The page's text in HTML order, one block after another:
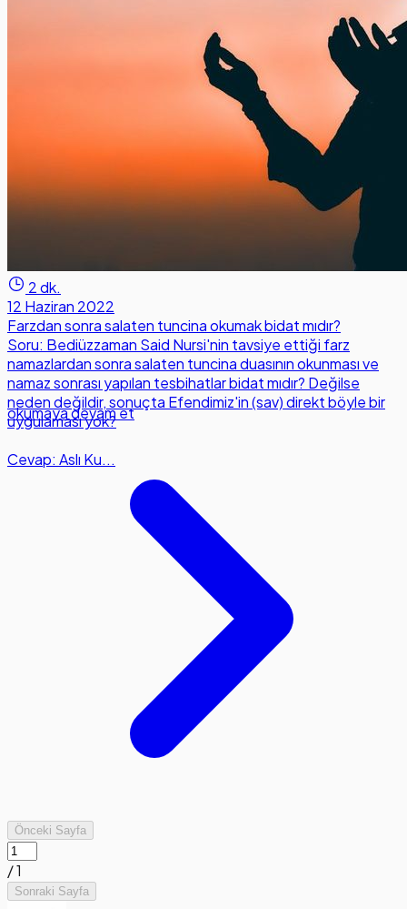
2 dk.
12 Haziran 2022
Farzdan sonra salaten tuncina okumak bidat mıdır?
Soru: Bediüzzaman Said Nursi'nin tavsiye ettiği farz
namazlardan sonra salaten tuncina duasının okunması ve
namaz sonrası yapılan tesbihatlar bidat mıdır? Değilse
neden değildir, sonuçta Efendimiz'in (sav) direkt böyle bir
uygulaması yok?
Cevap: Aslı Ku...
okumaya devam et
Önceki Sayfa
/1
Sonraki Sayfa